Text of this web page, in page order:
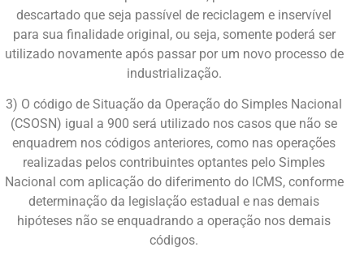
descartado que seja passível de reciclagem e inservível
para sua finalidade original, ou seja, somente poderá ser
utilizado novamente após passar por um novo processo de
industrialização.
3) O código de Situação da Operação do Simples Nacional
(CSOSN) igual a 900 será utilizado nos casos que não se
enquadrem nos códigos anteriores, como nas operações
realizadas pelos contribuintes optantes pelo Simples
Nacional com aplicação do diferimento do ICMS, conforme
determinação da legislação estadual e nas demais
hipóteses não se enquadrando a operação nos demais
códigos.